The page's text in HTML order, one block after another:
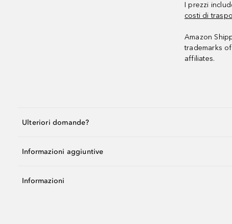
I prezzi
costi di
Amazon
trademarks
affiliates.
Ulteriori domande?
Informazioni aggiuntive
Informazioni